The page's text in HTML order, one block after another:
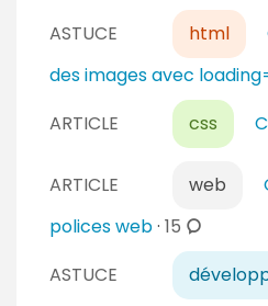
e
a
i
ASTUCE
html
des images avec
ARTICLE css
ARTICLE web
polices web· 15 c
o
m
ASTUCE